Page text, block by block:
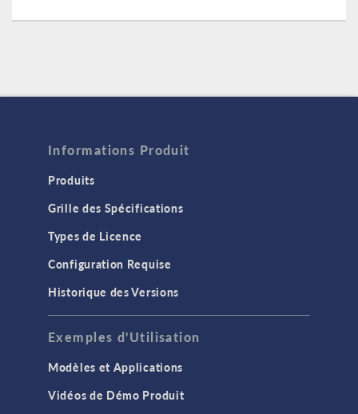
Informations Produit
Produits
Grille des Spécifications
Types de Licence
Configuration Requise
Historique des Versions
Exemples d'Utilisation
Modèles et Applications
Vidéos de Démo Produit